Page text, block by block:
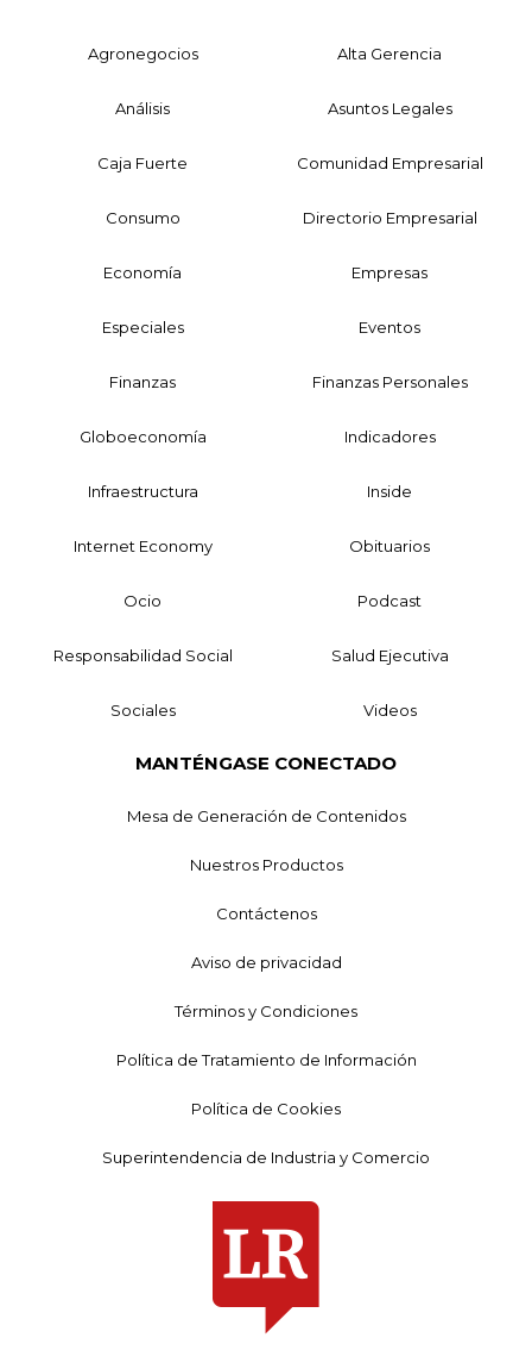
Agronegocios Alta Gerencia
Análisis Asuntos Legales
Caja Fuerte Comunidad Empresarial
Consumo Directorio Empresarial
Economía Empresas
Especiales Eventos
Finanzas Finanzas Personales
Globoeconomía Indicadores
Infraestructura Inside
Internet Economy Obituarios
Ocio Podcast
Responsabilidad Social Salud Ejecutiva
Sociales Videos
MANTÉNGASE CONECTADO
Mesa de Generación de Contenidos
Nuestros Productos
Contáctenos
Aviso de privacidad
Términos y Condiciones
Política de Tratamiento de Información
Política de Cookies
Superintendencia de Industria y Comercio